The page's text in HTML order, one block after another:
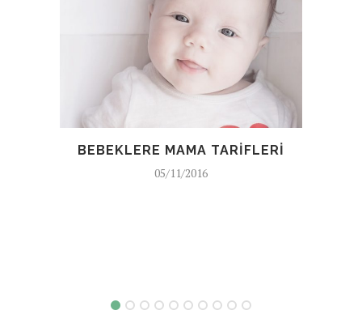
BEBEKLERE MAMA TARIFLERI
05/11/2016